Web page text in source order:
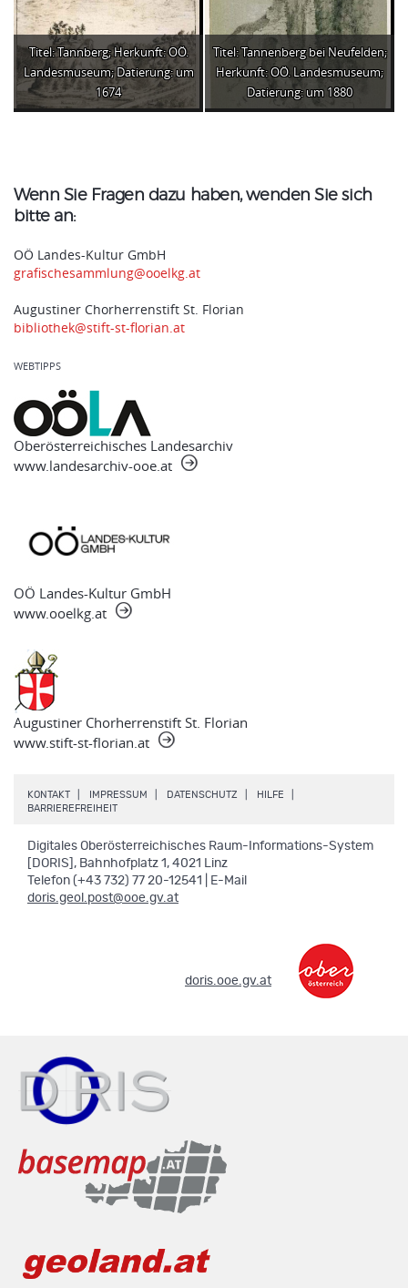
Titel: Tannberg; Herkunft: OÖ.
Landesmuseum; Datierung: um
1674
Titel: Tannenberg bei Neufelden;
Herkunft: OÖ. Landesmuseum;
Datierung: um 1880
Wenn Sie Fragen dazu haben, wenden Sie sich
bitte an:
OÖ Landes-Kultur GmbH
grafischesammlung@ooelkg.at
Augustiner Chorherrenstift St. Florian
bibliothek@stift-st-florian.at
WEBTIPPS
Oberösterreichisches Landesarchiv
www.landesarchiv-ooe.at
OÖ Landes-Kultur GmbH
www.ooelkg.at
Augustiner Chorherrenstift St. Florian
www.stift-st-florian.at
KONTAKT IMPRESSUM DATENSCHUTZ HILFE
BARRIEREFREIHEIT.
Digitales Oberösterreichisches Raum-Informations-System
[DORIS], Bahnhofplatz 1, 4021 Linz
Telefon (+43 732) 77 20-12541 | E-Mail
doris.geol.post@ooe.gv.at
doris.ooe.gv.at.